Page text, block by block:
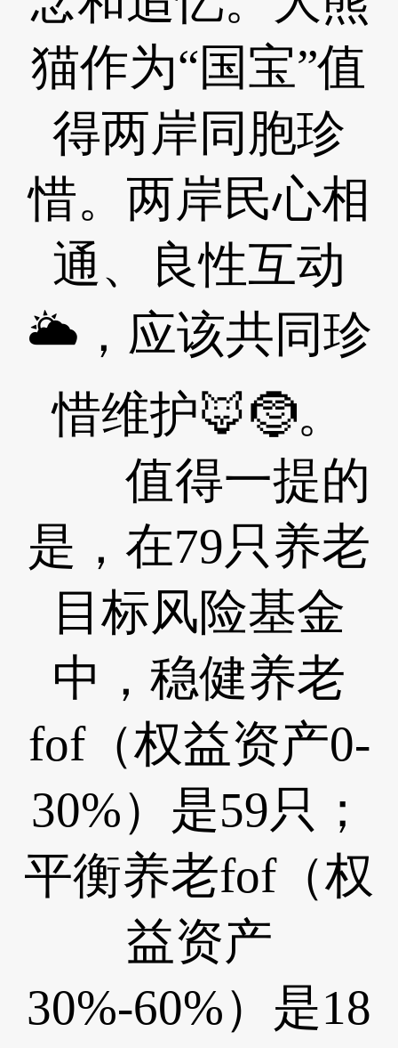
猫作为“国宝”值
得两岸同胞珍
惜。两岸民心相
通、良性互动
🌥，应该共同珍
惜维护🦊🤶。
值得一提的
是，在79只养老
目标风险基金
中，稳健养老
fof（权益资产0-
30%）是59只；
平衡养老fof（权
益资产
30%-60%）是18